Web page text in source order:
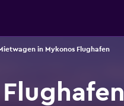
in Mykonos Flughafen